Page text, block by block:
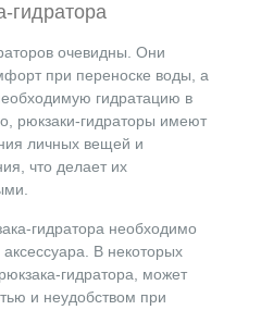
гидратора
очевидны. Они
при переноске воды, а
гидратацию в
рюкзаки-гидраторы имеют
личных вещей и
что делает их
гидратора необходимо
аксессуара. В некоторых
гидратора, может
и неудобством при